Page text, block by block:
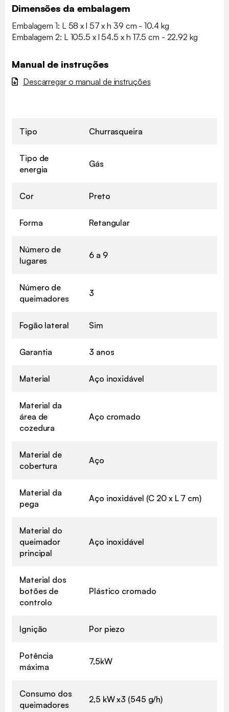
Dimensões da embalagem
Embalagem 1: L 58 x l 57 x h 39 cm - 10.4 kg
Embalagem 2: L 105.5 x l 54.5 x h 17.5 cm - 22.92 kg
Manual de instruções
Descarregar o manual de instruções
Tipo Churrasqueira
Tipo de
energia
Gás
Cor Preto
Forma Retangular
Número de
lugares
6 a 9
Número de
queimadores
3
Fogão lateral Sim
Garantia 3 anos
Material Aço inoxidável
Material da
área de
cozedura
Aço cromado
Material de
cobertura
Aço
Material da
pega
Aço inoxidável (C 20 x L 7 cm)
Material do
queimador
principal
Aço inoxidável
Material dos
botões de
controlo
Plástico cromado
Ignição Por piezo
Potência
máxima
7,5kW
Consumo dos
queimadores
2,5 kW x3 (545 g/h)